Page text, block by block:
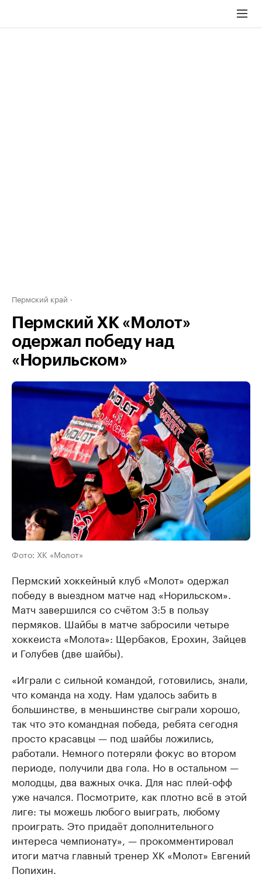
Пермский край
Пермский ХК «Молот»
одержал победу над
«Норильском»
Фото: ХК «Молот»
Пермский хоккейный клуб «Молот» одержал
победу в выездном матче над «Норильском».
Матч завершился со счётом 3:5 в пользу
пермяков. Шайбы в матче забросили четыре
хоккеиста «Молота»: Щербаков, Ерохин, Зайцев
и Голубев (две шайбы).
«Играли с сильной командой, готовились, знали,
что команда на ходу. Нам удалось забить в
большинстве, в меньшинстве сыграли хорошо,
так что это командная победа, ребята сегодня
просто красавцы — под шайбы ложились,
работали. Немного потеряли фокус во втором
периоде, получили два гола. Но в остальном —
молодцы, два важных очка. Для нас плей-офф
уже начался. Посмотрите, как плотно всё в этой
лиге: ты можешь любого выиграть, любому
проиграть. Это придаёт дополнительного
интереса чемпионату», — прокомментировал
итоги матча главный тренер ХК «Молот» Евгений
Попихин.